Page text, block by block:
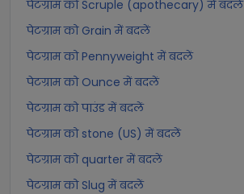
पेटग्राम को Scruple (apothecary) में बदलें
पेटग्राम को Grain में बदलें
पेटग्राम को Pennyweight में बदलें
पेटग्राम को Ounce में बदलें
पेटग्राम को पाउंड में बदलें
पेटग्राम को stone (US) में बदलें
पेटग्राम को quarter में बदलें
पेटग्राम को Slug में बदलें